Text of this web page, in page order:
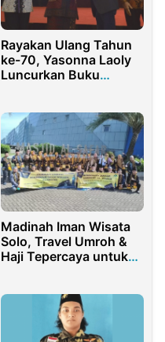
Rayakan Ulang Tahun
ke-70, Yasonna Laoly
Luncurkan Buku
Madinah Iman Wisata
Solo, Travel Umroh &
Haji Tepercaya untuk